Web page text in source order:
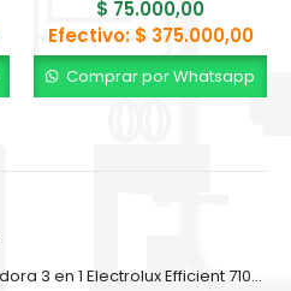
$ 75.000,00
Efectivo: $ 375.000,00
Comprar por Whatsapp
Miniprocesadora 3 en 1 Electrolux Efficient 710ml EFP500